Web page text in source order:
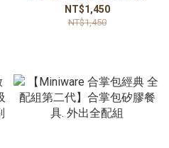
膠餐具| 外出全配組| 寶寶外
出餐具組|
NT$1,450
NT$1,450